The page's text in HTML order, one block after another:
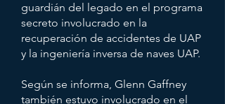
guardián del legado en el programa
secreto involucrado en la
recuperación de accidentes de UAP
y la ingeniería inversa de naves UAP.
Según se informa, Glenn Gaffney
también estuvo involucrado en el